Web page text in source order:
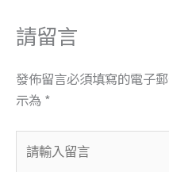
請留言
發佈留言必須填寫的電子
示為 *
輸